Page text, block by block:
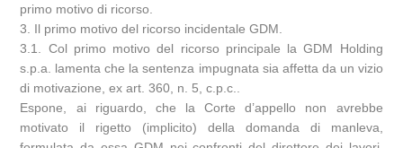
primo motivo di ricorso.
3. Il primo motivo del ricorso incidentale GDM.
3.1. Col primo motivo del ricorso principale la GDM Holding
s.p.a. lamenta che la sentenza impugnata sia affetta da un vizio
di motivazione, ex art. 360, n. 5, c.p.c..
Espone, ai riguardo, che la Corte d’appello non avrebbe
motivato il rigetto (implicito) della domanda di manleva,